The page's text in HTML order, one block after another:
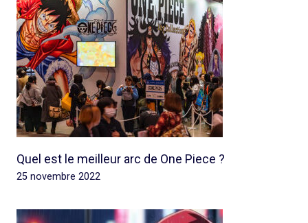
Quel est le meilleur arc de One Piece ?
25 novembre 2022